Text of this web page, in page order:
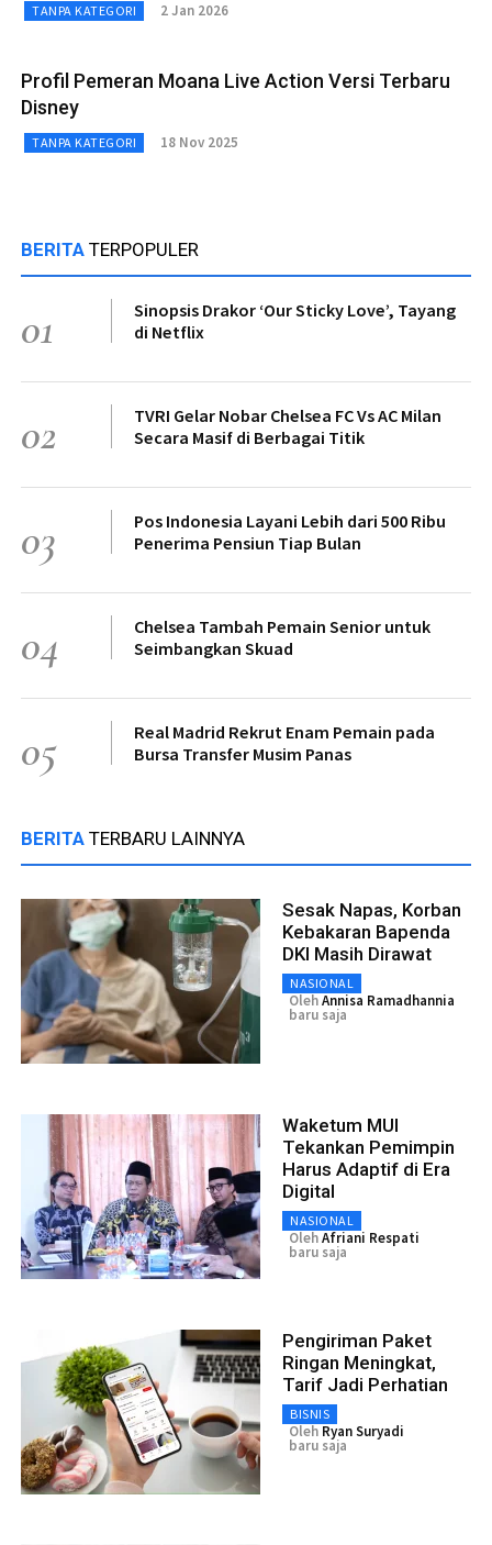
TANPA KATEGORI 2 Jan 2026
Profil Pemeran Moana Live Action Versi Terbaru
Disney
TANPA KATEGORI 18 Nov 2025
BERITA TERPOPULER
01
Sinopsis Drakor ‘Our Sticky Love’, Tayang
di Netflix
02
TVRI Gelar Nobar Chelsea FC Vs AC Milan
Secara Masif di Berbagai Titik
03
Pos Indonesia Layani Lebih dari 500 Ribu
Penerima Pensiun Tiap Bulan
04
Chelsea Tambah Pemain Senior untuk
Seimbangkan Skuad
05
Real Madrid Rekrut Enam Pemain pada
Bursa Transfer Musim Panas
BERITA TERBARU LAINNYA
Sesak Napas, Korban
Kebakaran Bapenda
DKI Masih Dirawat
NASIONAL
OlehAnnisa Ramadhannia
baru saja
Waketum MUI
Tekankan Pemimpin
Harus Adaptif di Era
Digital
NASIONAL
OlehAfriani Respati
baru saja
Pengiriman Paket
Ringan Meningkat,
Tarif Jadi Perhatian
BISNIS
Oleh Ryan Suryadi
baru saja